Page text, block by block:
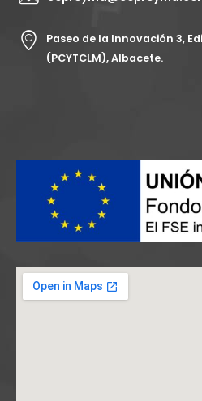
Paseo de la Innovación 3,
(PCYTCLM), Albacete.